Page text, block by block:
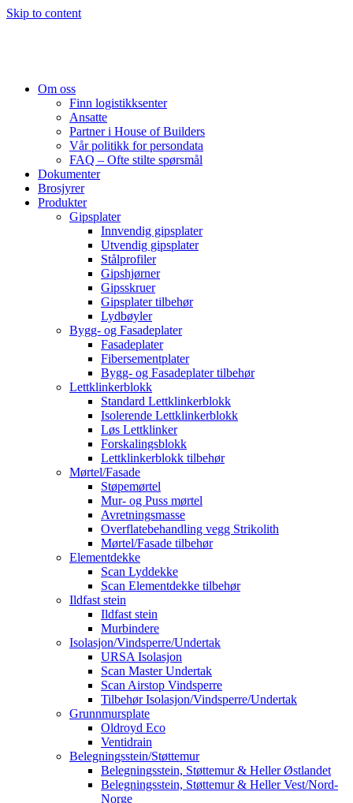
Skip to content
Om oss
Finn logistikksenter
Ansatte
Partner i House of Builders
Vår politikk for persondata
FAQ – Ofte stilte spørsmål
Dokumenter
Brosjyrer
Produkter
Gipsplater
Innvendig gipsplater
Utvendig gipsplater
Stålprofiler
Gipshjørner
Gipsskruer
Gipsplater tilbehør
Lydbøyler
Bygg- og Fasadeplater
Fasadeplater
Fibersementplater
Bygg- og Fasadeplater tilbehør
Lettklinkerblokk
Standard Lettklinkerblokk
Isolerende Lettklinkerblokk
Løs Lettklinker
Forskalingsblokk
Lettklinkerblokk tilbehør
Mørtel/Fasade
Støpemørtel
Mur- og Puss mørtel
Avretningsmasse
Overflatebehandling vegg Strikolith
Mørtel/Fasade tilbehør
Elementdekke
Scan Lyddekke
Scan Elementdekke tilbehør
Ildfast stein
Ildfast stein
Murbindere
Isolasjon/Vindsperre/Undertak
URSA Isolasjon
Scan Master Undertak
Scan Airstop Vindsperre
Tilbehør Isolasjon/Vindsperre/Undertak
Grunnmursplate
Oldroyd Eco
Ventidrain
Belegningsstein/Støttemur
Belegningsstein, Støttemur & Heller Østlandet
Belegningsstein, Støttemur & Heller Vest/Nord-
Norge